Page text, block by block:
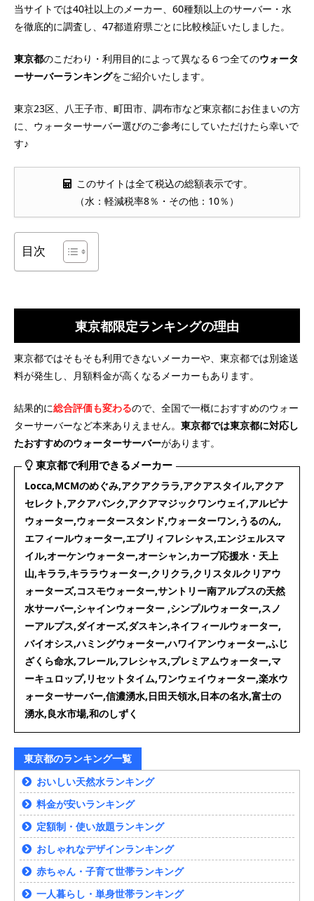
当サイトでは40社以上のメーカー、60種類以上のサーバー・水
を徹底的に調査し、47都道府県ごとに比較検証いたしました。
東京都のこだわり・利用目的によって異なる６つ全てのウォータ
ーサーバーランキングをご紹介いたします。
東京23区、八王子市、町田市、調布市など東京都にお住まいの方
に、ウォーターサーバー選びのご参考にしていただけたら幸いで
す♪
このサイトは全て税込の総額表示です。
（水：軽減税率8％・その他：10％）
目次
東京都限定ランキングの理由
東京都ではそもそも利用できないメーカーや、東京都では別途送
料が発生し、月額料金が高くなるメーカーもあります。
結果的に総合評価も変わるので、全国で一概におすすめのウォー
ターサーバーなど本来ありえません。 東京都では東京都に対応し
たおすすめのウォーターサーバーがあります。
東京都で利用できるメーカー
Locca,MCMのめぐみ,アクアクララ,アクアスタイル,アクア
セレクト,アクアバンク,アクアマジックワンウェイ,アルピナ
ウォーター,ウォータースタンド,ウォーターワン,うるのん,
エフィールウォーター,エブリィフレシャス,エンジェルスマ
イル,オーケンウォーター,オーシャン,カープ応援水・天上
山,キララ,キララウォーター,クリクラ,クリスタルクリアウ
ォーターズ,コスモウォーター,サントリー南アルプスの天然
水サーバー,シャインウォーター ,シンプルウォーター,スノ
ーアルプス,ダイオーズ,ダスキン,ネイフィールウォーター,
バイオシス,ハミングウォーター,ハワイアンウォーター,ふじ
ざくら命水,フレール,フレシャス,プレミアムウォーター,マ
ーキュロップ,リセットタイム,ワンウェイウォーター,楽水ウ
ォーターサーバー,信濃湧水,日田天領水,日本の名水,富士の
湧水,良水市場,和のしずく
東京都のランキング一覧
おいしい天然水ランキング
料金が安いランキング
定額制・使い放題ランキング
おしゃれなデザインランキング
赤ちゃん・子育て世帯ランキング
一人暮らし・単身世帯ランキング